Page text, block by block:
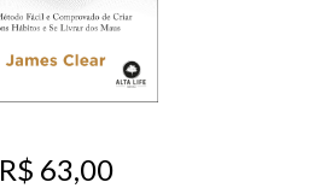
R$ 63,00